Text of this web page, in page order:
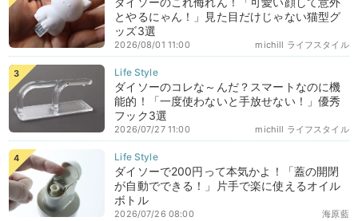
とやるにゃん！」見た目だけじゃない猫型グ
ッズ3選
michill ライフスタイル
2026/08/01 11:00
ダイソーのコレな～んだ？スマートなのに機
能的！「一度使わないと手放せない！」優秀
フック3選
michill ライフスタイル
2026/07/27 11:00
ダイソーで200円って本気かよ！「蓋の開閉
が自動でできる！」片手で楽に使えるオイル
ボトル
海原藍
2026/07/26 08:00